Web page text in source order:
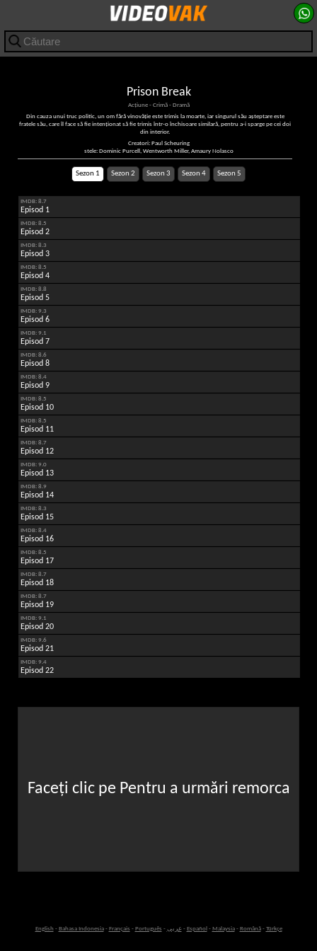
Prison Break
Acțiune - Crimă - Dramă
Din cauza unui truc politic, un om fără vinovăție este trimis la moarte, iar singurul său așteptare este
fratele său, care îl face să fie intenționat să fie trimis într-o închisoare similară, pentru a-i sparge pe cei doi
din interior.
Creatori: Paul Scheuring
stele: Dominic Purcell, Wentworth Miller, Amaury Nolasco
Sezon 1 Sezon 2 Sezon 3 Sezon 4 Sezon 5
IMDB: 8.7
Episod 1
IMDB: 8.5
Episod 2
IMDB: 8.3
Episod 3
IMDB: 8.5
Episod 4
IMDB: 8.8
Episod 5
IMDB: 9.3
Episod 6
IMDB: 9.1
Episod 7
IMDB: 8.6
Episod 8
IMDB: 8.4
Episod 9
IMDB: 8.5
Episod 10
IMDB: 8.5
Episod 11
IMDB: 8.7
Episod 12
IMDB: 9.0
Episod 13
IMDB: 8.9
Episod 14
IMDB: 8.3
Episod 15
IMDB: 8.4
Episod 16
IMDB: 8.5
Episod 17
IMDB: 8.7
Episod 18
IMDB: 8.7
Episod 19
IMDB: 9.1
Episod 20
IMDB: 9.6
Episod 21
IMDB: 9.4
Episod 22
Faceți clic pe Pentru a urmări remorca
English - Bahasa Indonesia- Français - Português - عربى- Español - Malaysia- Română- Türkçe